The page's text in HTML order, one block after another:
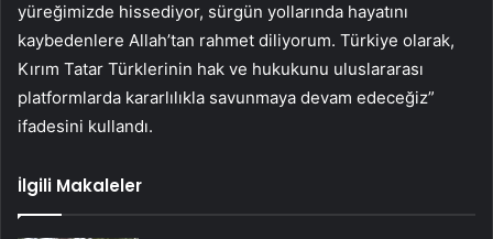
yüreğimizde hissediyor, sürgün yollarında hayatını
kaybedenlere Allah’tan rahmet diliyorum. Türkiye olarak,
Kırım Tatar Türklerinin hak ve hukukunu uluslararası
platformlarda kararlılıkla savunmaya devam edeceğiz”
ifadesini kullandı.
İlgili Makaleler